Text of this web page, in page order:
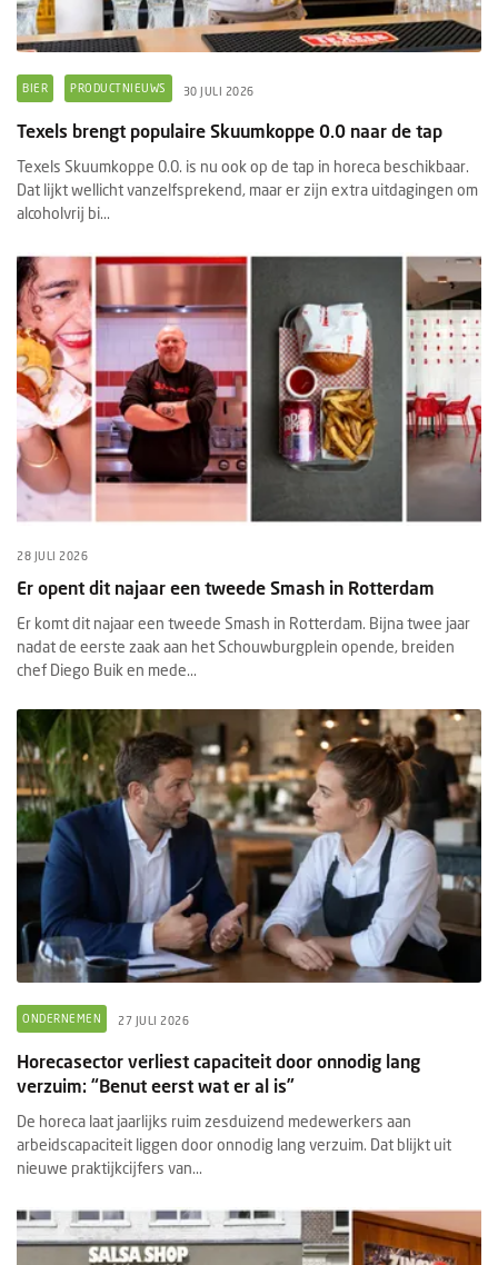
BIER PRODUCTNIEUWS 30 JULI 2026
Texels brengt populaire Skuumkoppe 0.0 naar de tap
Texels Skuumkoppe 0.0. is nu ook op de tap in horeca beschikbaar.
Dat lijkt wellicht vanzelfsprekend, maar er zijn extra uitdagingen om
alcoholvrij bi...
28 JULI 2026
Er opent dit najaar een tweede Smash in Rotterdam
Er komt dit najaar een tweede Smash in Rotterdam. Bijna twee jaar
nadat de eerste zaak aan het Schouwburgplein opende, breiden
chef Diego Buik en mede...
ONDERNEMEN 27 JULI 2026
Horecasector verliest capaciteit door onnodig lang
verzuim: “Benut eerst wat er al is”
De horeca laat jaarlijks ruim zesduizend medewerkers aan
arbeidscapaciteit liggen door onnodig lang verzuim. Dat blijkt uit
nieuwe praktijkcijfers van...